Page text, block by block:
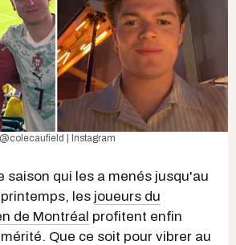
@colecaufield | Instagram
saison qui les a menés jusqu'au
les joueurs du
de Montréal profitent enfin
Que ce soit pour vibrer au